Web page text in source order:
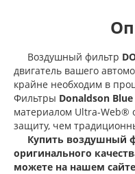
Воздушный фильтр
двигатель вашего
крайне необходим в
Фильтры Donaldson Blue
материалом Ultra-Web®
защиту, чем
Купить воздушный
оригинального
можете на нашем